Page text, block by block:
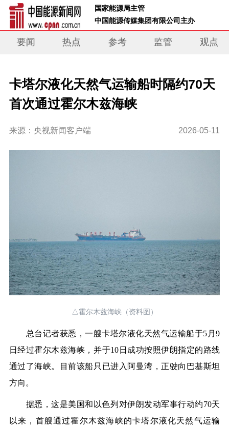
国家能源局主管
中国能源传媒集团有限公司主办
要闻 热点 参考 监管 观点
卡塔尔液化天然气运输船时隔约70天
首次通过霍尔木兹海峡
来源：央视新闻客户端 2026-05-11
△霍尔木兹海峡（资料图）
总台记者获悉，一艘卡塔尔液化天然气运输船于5月9
日经过霍尔木兹海峡， 并于10日成功按照伊朗指定的路线
通过了海峡。
目前该船只已进入阿曼湾，正驶向巴基斯坦
方向。
据悉，这是美国和以色列对伊朗发动军事行动约70天
以来，首艘通过霍尔木兹海峡的卡塔尔液化天然气运输